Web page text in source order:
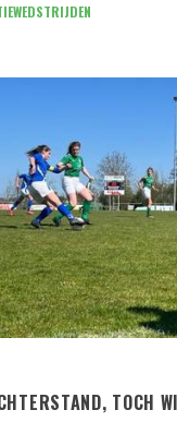
TOCH